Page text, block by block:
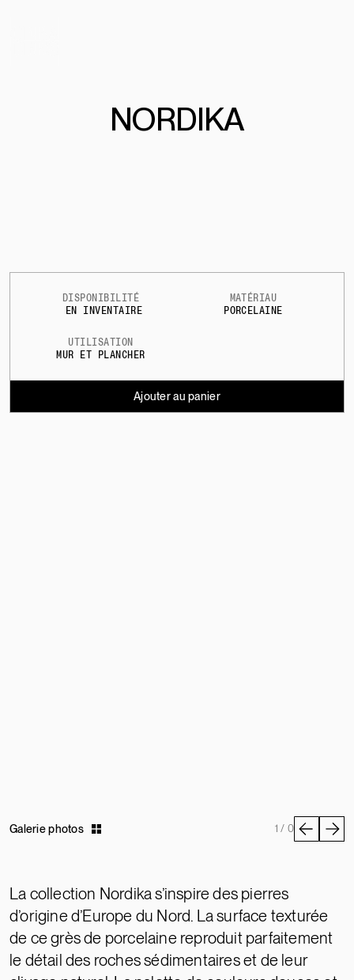
NORDIKA
DISPONIBILITÉ
EN INVENTAIRE
MATÉRIAU
PORCELAINE
UTILISATION
MUR ET PLANCHER
Ajouter au panier
Galerie photos 1 / 0
La collection Nordika s’inspire des pierres
d’origine d’Europe du Nord. La surface texturée
de ce grès de porcelaine reproduit parfaitement
le détail des roches sédimentaires et de leur